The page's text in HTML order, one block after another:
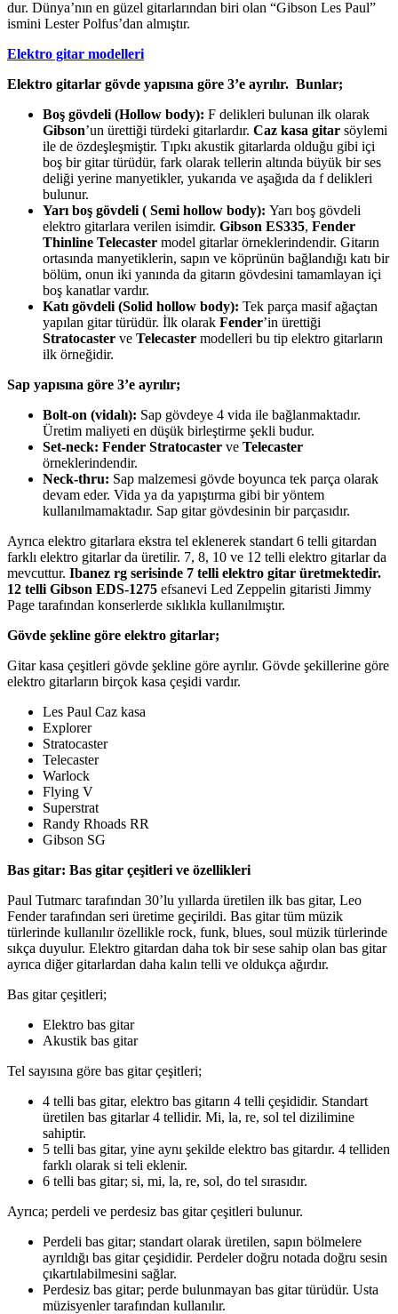
dur. Dünya’nın en güzel gitarlarından biri olan “Gibson Les Paul”
ismini Lester Polfus’dan almıştır.
Elektro gitar modelleri
Elektro gitarlar gövde yapısına göre 3’e ayrılır. Bunlar;
Boş gövdeli (Hollow body): F delikleri bulunan ilk olarak
Gibson’un ürettiği türdeki gitarlardır. Caz kasa gitar söylemi
ile de özdeşleşmiştir. Tıpkı akustik gitarlarda olduğu gibi içi
boş bir gitar türüdür, fark olarak tellerin altında büyük bir ses
deliği yerine manyetikler, yukarıda ve aşağıda da f delikleri
bulunur.
Yarı boş gövdeli ( Semi hollow body): Yarı boş gövdeli
elektro gitarlara verilen isimdir. Gibson ES335, Fender
Thinline Telecaster model gitarlar örneklerindendir. Gitarın
ortasında manyetiklerin, sapın ve köprünün bağlandığı katı bir
bölüm, onun iki yanında da gitarın gövdesini tamamlayan içi
boş kanatlar vardır.
Katı gövdeli (Solid hollow body): Tek parça masif ağaçtan
yapılan gitar türüdür. İlk olarak Fender’in ürettiği
Stratocaster ve Telecaster modelleri bu tip elektro gitarların
ilk örneğidir.
Sap yapısına göre 3’e ayrılır;
Bolt-on (vidalı): Sap gövdeye 4 vida ile bağlanmaktadır.
Üretim maliyeti en düşük birleştirme şekli budur.
Set-neck: Fender Stratocaster ve Telecaster
örneklerindendir.
Neck-thru: Sap malzemesi gövde boyunca tek parça olarak
devam eder. Vida ya da yapıştırma gibi bir yöntem
kullanılmamaktadır. Sap gitar gövdesinin bir parçasıdır.
Ayrıca elektro gitarlara ekstra tel eklenerek standart 6 telli gitardan
farklı elektro gitarlar da üretilir. 7, 8, 10 ve 12 telli elektro gitarlar da
mevcuttur. Ibanez rg serisinde 7 telli elektro gitar üretmektedir.
12 telli Gibson EDS-1275 efsanevi Led Zeppelin gitaristi Jimmy
Page tarafından konserlerde sıklıkla kullanılmıştır.
Gövde şekline göre elektro gitarlar;
Gitar kasa çeşitleri gövde şekline göre ayrılır. Gövde şekillerine göre
elektro gitarların birçok kasa çeşidi vardır.
Les Paul Caz kasa
Explorer
Stratocaster
Telecaster
Warlock
Flying V
Superstrat
Randy Rhoads RR
Gibson SG
Bas gitar: Bas gitar çeşitleri ve özellikleri
Paul Tutmarc tarafından 30’lu yıllarda üretilen ilk bas gitar, Leo
Fender tarafından seri üretime geçirildi. Bas gitar tüm müzik
türlerinde kullanılır özellikle rock, funk, blues, soul müzik türlerinde
sıkça duyulur. Elektro gitardan daha tok bir sese sahip olan bas gitar
ayrıca diğer gitarlardan daha kalın telli ve oldukça ağırdır.
Bas gitar çeşitleri;
Elektro bas gitar
Akustik bas gitar
Tel sayısına göre bas gitar çeşitleri;
4 telli bas gitar, elektro bas gitarın 4 telli çeşididir. Standart
üretilen bas gitarlar 4 tellidir. Mi, la, re, sol tel dizilimine
sahiptir.
5 telli bas gitar, yine aynı şekilde elektro bas gitardır. 4 telliden
farklı olarak si teli eklenir.
6 telli bas gitar; si, mi, la, re, sol, do tel sırasıdır.
Ayrıca; perdeli ve perdesiz bas gitar çeşitleri bulunur.
Perdeli bas gitar; standart olarak üretilen, sapın bölmelere
ayrıldığı bas gitar çeşididir. Perdeler doğru notada doğru sesin
çıkartılabilmesini sağlar.
Perdesiz bas gitar; perde bulunmayan bas gitar türüdür. Usta
müzisyenler tarafından kullanılır.